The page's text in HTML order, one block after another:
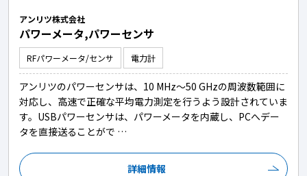
アンリツ株式会社
パワーメータ,パワーセンサ
RFパワーメータ/センサ 電力計
アンリツのパワーセンサは、10 MHz～50 GHzの周波数範囲に
対応し、高速で正確な平均電力測定を行うよう設計されていま
す。USBパワーセンサは、パワーメータを内蔵し、PCへデー
タを直接送ることがで …
詳細情報